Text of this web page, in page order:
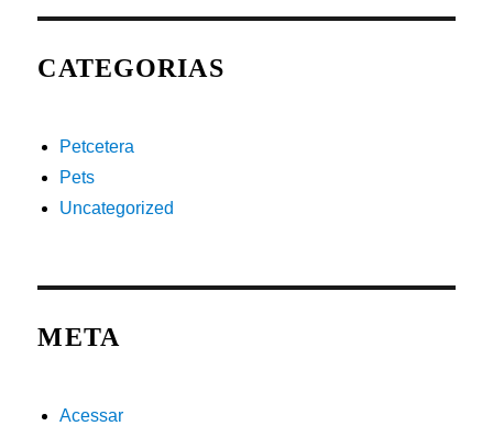
CATEGORIAS
Petcetera
Pets
Uncategorized
META
Acessar